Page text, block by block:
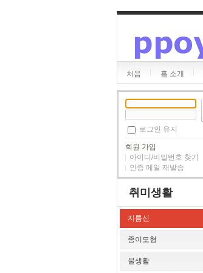
처음 홈 소개
로그인 유지
회원 가입
아이디/비밀번호 찾기
인증 메일 재발송
취미생활
지름신
종이모형
물생활